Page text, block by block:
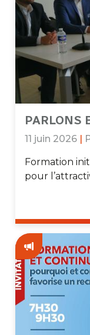
PARLONS
11 juin 2026 |
Formation
pour